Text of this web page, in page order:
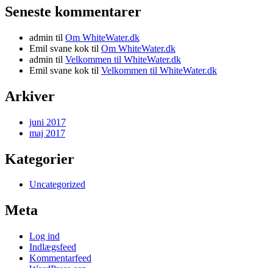
Seneste kommentarer
admin til Om WhiteWater.dk
Emil svane kok til Om WhiteWater.dk
admin til Velkommen til WhiteWater.dk
Emil svane kok til Velkommen til WhiteWater.dk
Arkiver
juni 2017
maj 2017
Kategorier
Uncategorized
Meta
Log ind
Indlægsfeed
Kommentarfeed